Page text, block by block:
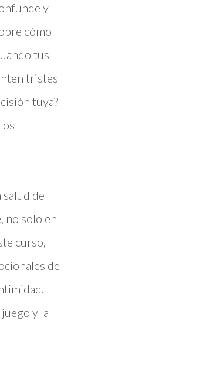
y
cómo
tus
tristes
tuya?
os
de
no solo en
curso,
de
y la